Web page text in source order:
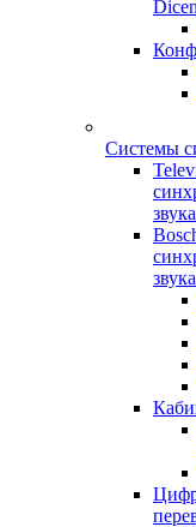
Системы
звука
звука